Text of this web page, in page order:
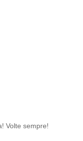
Volte sempre!